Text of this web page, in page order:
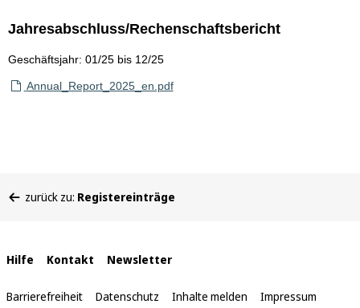
Jahresabschluss/Rechenschaftsbericht
Geschäftsjahr: 01/25 bis 12/25
Annual_Report_2025_en.pdf
befinden
zurück zu: Registereinträge
Interne
Links
Hilfe Kontakt Newsletter
Barrierefreiheit Datenschutz Inhalte melden Impressum